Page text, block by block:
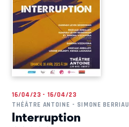
16/04/23 - 16/04/23
THÉÂTRE ANTOINE - SIMONE BERRIAU
Interruption